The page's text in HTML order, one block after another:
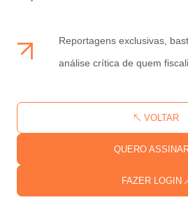
Reportagens exclusivas,
análise crítica de quem
FAZER LOGIN
QUERO
VOLTAR